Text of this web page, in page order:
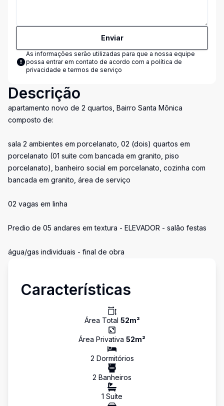
Enviar
As informações serão utilizadas para que a nossa equipe
possa entrar em contato de acordo com a política de
privacidade e termos de serviço
Descrição
apartamento novo de 2 quartos, Bairro Santa Mônica
composto de:
sala 2 ambientes em porcelanato, 02 (dois) quartos em
porcelanato (01 suite com bancada em granito, piso
porcelanato), banheiro social em porcelanato, cozinha com
bancada em granito, área de serviço
02 vagas em linha
Predio de 05 andares em textura - ELEVADOR - salão festas
água/gas individuais - final de obra
Características
Área Total 52m²
Área Privativa 52m²
2 Dormitórios
2 Banheiros
1 Suíte